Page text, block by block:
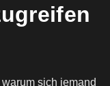
sich jemand